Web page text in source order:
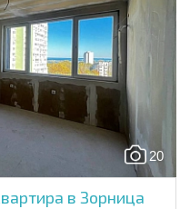
20
в Зорница